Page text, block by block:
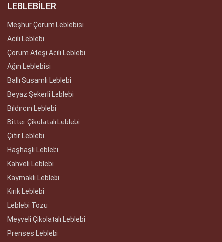
LEBLEBİLER
Meşhur Çorum Leblebisi
Acılı Leblebi
Çorum Ateşi Acılı Leblebi
Ağın Leblebisi
Ballı Susamlı Leblebi
Beyaz Şekerli Leblebi
Bıldırcın Leblebi
Bitter Çikolatalı Leblebi
Çıtır Leblebi
Haşhaşlı Leblebi
Kahveli Leblebi
Kaymaklı Leblebi
Kırık Leblebi
Leblebi Tozu
Meyveli Çikolatalı Leblebi
Prenses Leblebi